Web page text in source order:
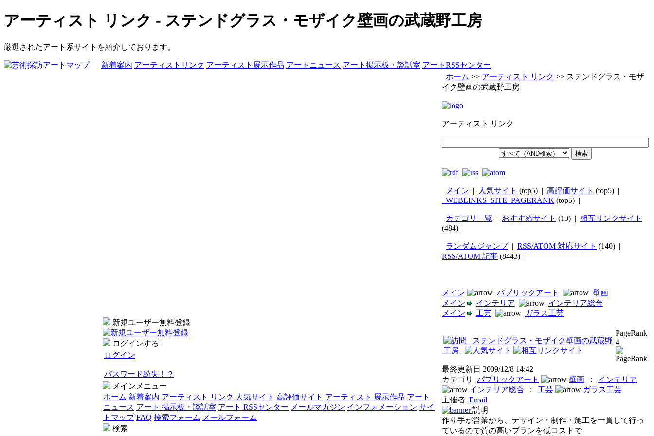
アーティスト リンク - ステンドグラス・モザイク壁画の武蔵野工房
厳選されたアート系サイトを紹介しております。
新着案内 アーティストリンク アーティスト展示作品 アートニュース アート掲示板・談話室 アートRSSセンター
新規ユーザー無料登録
ログインする！
ログイン
パスワード紛失！？
メインメニュー
ホーム 新着案内 アーティスト リンク 人気サイト 高評価サイト アーティスト 展示作品 アート
ニュース アート 掲示板・談話室 アート RSSセンター メールマガジン インフォメーション サイ
トマップ FAQ 検索フォーム メールフォーム
検索
ホーム >> アーティスト リンク >> ステンドグラス・モザ
イク壁画の武蔵野工房
アーティスト リンク
メイン | 人気サイト (top5) | 高評価サイト (top5) |
_WEBLINKS_SITE_PAGERANK (top5) |
カテゴリ一覧 | おすすめサイト (13) | 相互リンクサイト
(484) |
ランダムジャンプ| RSS/ATOM 対応サイト (140) |
RSS/ATOM 記事 (8443) |
メイン パブリックアート
壁画
メイン
インテリア
インテリア総合
メイン
工芸 ガラス工芸
ステンドグラス・モザイク壁画の武蔵野
工房
PageRank
4
最終更新日 2009/12/8 14:42
カテゴリ
パブリックアート 壁画 : インテリア
インテリア総合 : 工芸
ガラス工芸
主催者 Email
説明
作り手が営業から、デザイン・制作・施工を一貫して行っ
ているので質の高いプランを低コストで